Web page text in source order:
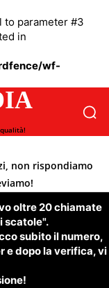
to parameter #3
in
wf-
non rispondiamo
oltre 20 chiamate
scatole".
subito il numero,
e dopo la verifica, vi